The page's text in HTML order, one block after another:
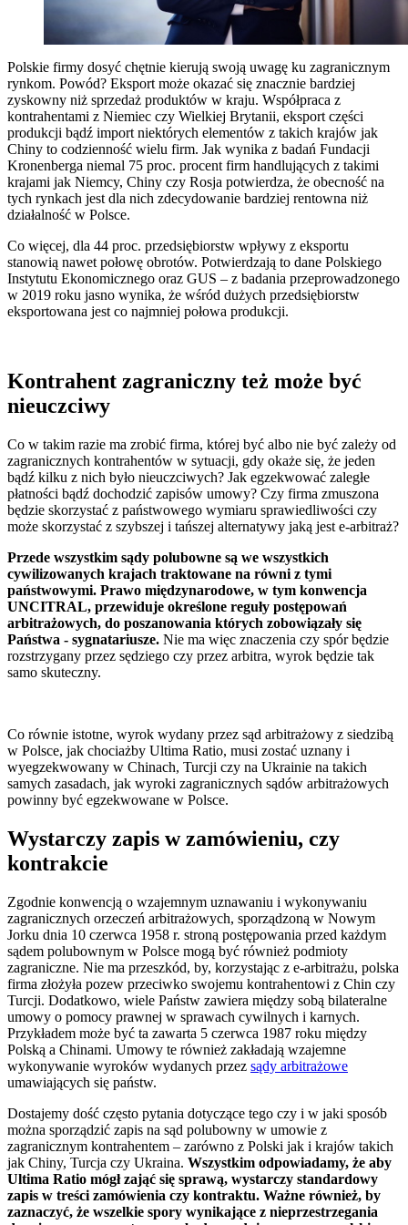
Polskie firmy dosyć chętnie kierują swoją uwagę ku zagranicznym
rynkom. Powód? Eksport może okazać się znacznie bardziej
zyskowny niż sprzedaż produktów w kraju. Współpraca z
kontrahentami z Niemiec czy Wielkiej Brytanii, eksport części
produkcji bądź import niektórych elementów z takich krajów jak
Chiny to codzienność wielu firm. Jak wynika z badań Fundacji
Kronenberga niemal 75 proc. procent firm handlujących z takimi
krajami jak Niemcy, Chiny czy Rosja potwierdza, że obecność na
tych rynkach jest dla nich zdecydowanie bardziej rentowna niż
działalność w Polsce.
Co więcej, dla 44 proc. przedsiębiorstw wpływy z eksportu
stanowią nawet połowę obrotów. Potwierdzają to dane Polskiego
Instytutu Ekonomicznego oraz GUS – z badania przeprowadzonego
w 2019 roku jasno wynika, że wśród dużych przedsiębiorstw
eksportowana jest co najmniej połowa produkcji.
Kontrahent zagraniczny też może być
nieuczciwy
Co w takim razie ma zrobić firma, której być albo nie być zależy od
zagranicznych kontrahentów w sytuacji, gdy okaże się, że jeden
bądź kilku z nich było nieuczciwych? Jak egzekwować zaległe
płatności bądź dochodzić zapisów umowy? Czy firma zmuszona
będzie skorzystać z państwowego wymiaru sprawiedliwości czy
może skorzystać z szybszej i tańszej alternatywy jaką jest e-arbitraż?
Przede wszystkim sądy polubowne są we wszystkich
cywilizowanych krajach traktowane na równi z tymi
państwowymi. Prawo międzynarodowe, w tym konwencja
UNCITRAL, przewiduje określone reguły postępowań
arbitrażowych, do poszanowania których zobowiązały się
Państwa - sygnatariusze. Nie ma więc znaczenia czy spór będzie
rozstrzygany przez sędziego czy przez arbitra, wyrok będzie tak
samo skuteczny.
Co równie istotne, wyrok wydany przez sąd arbitrażowy z siedzibą
w Polsce, jak chociażby Ultima Ratio, musi zostać uznany i
wyegzekwowany w Chinach, Turcji czy na Ukrainie na takich
samych zasadach, jak wyroki zagranicznych sądów arbitrażowych
powinny być egzekwowane w Polsce.
Wystarczy zapis w zamówieniu, czy
kontrakcie
Zgodnie konwencją o wzajemnym uznawaniu i wykonywaniu
zagranicznych orzeczeń arbitrażowych, sporządzoną w Nowym
Jorku dnia 10 czerwca 1958 r. stroną postępowania przed każdym
sądem polubownym w Polsce mogą być również podmioty
zagraniczne. Nie ma przeszkód, by, korzystając z e-arbitrażu, polska
firma złożyła pozew przeciwko swojemu kontrahentowi z Chin czy
Turcji. Dodatkowo, wiele Państw zawiera między sobą bilateralne
umowy o pomocy prawnej w sprawach cywilnych i karnych.
Przykładem może być ta zawarta 5 czerwca 1987 roku między
Polską a Chinami. Umowy te również zakładają wzajemne
wykonywanie wyroków wydanych przez sądy arbitrażowe
umawiających się państw.
Dostajemy dość często pytania dotyczące tego czy i w jaki sposób
można sporządzić zapis na sąd polubowny w umowie z
zagranicznym kontrahentem – zarówno z Polski jak i krajów takich
jak Chiny, Turcja czy Ukraina. Wszystkim odpowiadamy, że aby
Ultima Ratio mógł zająć się sprawą, wystarczy standardowy
zapis w treści zamówienia czy kontraktu. Ważne również, by
zaznaczyć, że wszelkie spory wynikające z nieprzestrzegania